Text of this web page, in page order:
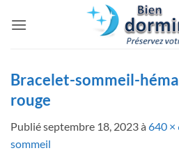
Bracelet-sommeil-
rouge
Publiéseptembre 18, 2023à 640 ×
sommeil